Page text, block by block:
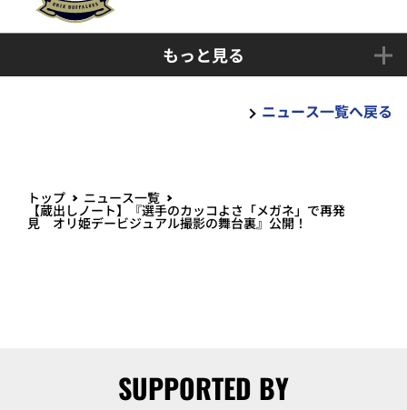
もっと見る
ニュース一覧へ戻る
トップ ニュース一覧
【蔵出しノート】『選手のカッコよさ「メガネ」で再発
見 オリ姫デービジュアル撮影の舞台裏』公開！
SUPPORTED BY